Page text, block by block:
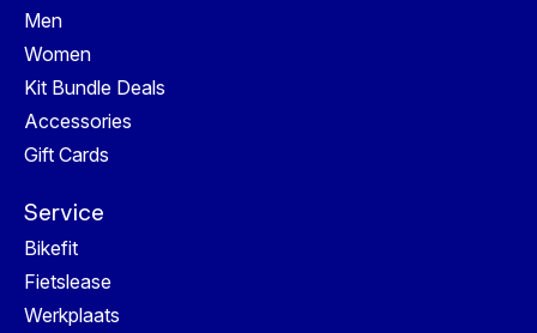
Men
Women
Kit Bundle Deals
Accessories
Gift Cards
Service
Bikefit
Fietslease
Werkplaats